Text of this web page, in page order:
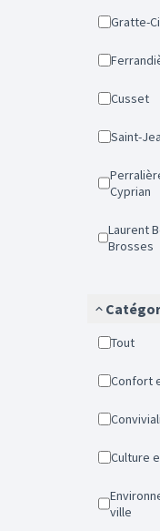
Gratte-
Cusset
Saint-
Perralière Grandclément
Cyprian
Laurent Bonnevay La Soie Les
Brosses
Tout
Culture
Environnement et Nature en
ville